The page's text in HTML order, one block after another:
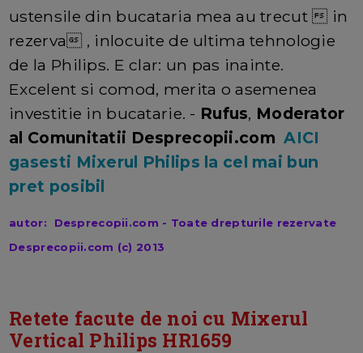
ustensile din bucataria mea au trecut  in
rezerva , inlocuite de ultima tehnologie
de la Philips. E clar: un pas inainte.
Excelent si comod, merita o asemenea
investitie in bucatarie. - Rufus, Moderator
al Comunitatii Desprecopii.com AICI
gasesti Mixerul Philips la cel mai bun
pret posibil
autor: Desprecopii.com - Toate drepturile rezervate
Desprecopii.com (c) 2013
Retete facute de noi cu Mixerul
Vertical Philips HR1659